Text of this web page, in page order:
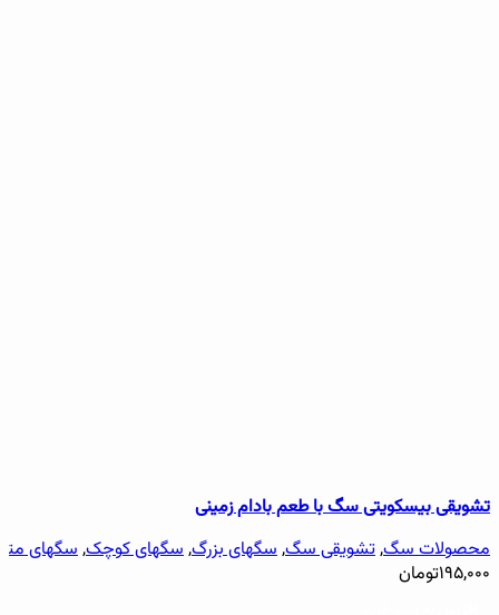
تشویقی بیسکویتی سگ با طعم بادام زمینی
محصولات سگ,تشویقی سگ,سگهای بزرگ,سگهای کوچک,سگهای
۱۹۵,۰۰۰تومان